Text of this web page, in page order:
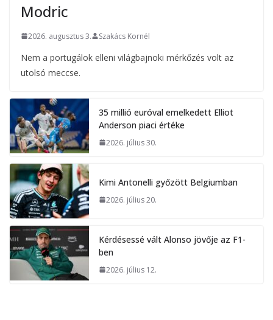
Modric
2026. augusztus 3. Szakács Kornél
Nem a portugálok elleni világbajnoki mérkőzés volt az
utolsó meccse.
35 millió euróval emelkedett Elliot
Anderson piaci értéke
2026. július 30.
Kimi Antonelli győzött Belgiumban
2026. július 20.
Kérdésessé vált Alonso jövője az F1-
ben
2026. július 12.